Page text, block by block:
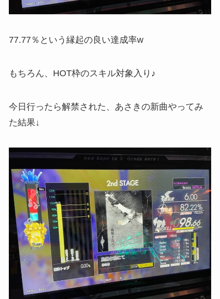
77.77％という縁起の良い達成率w
もちろん、HOT枠のスキル対象入り♪
今日行ったら解禁された、あさきの新曲やってみ
た結果↓